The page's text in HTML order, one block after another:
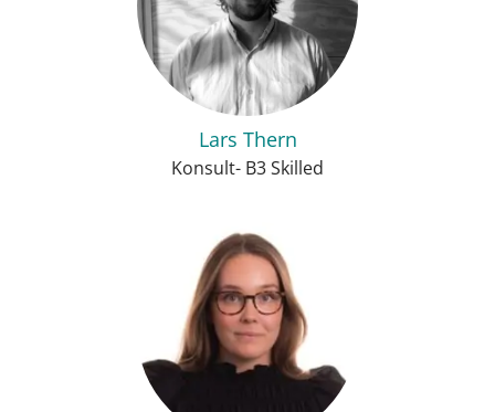
Lars Thern
Konsult- B3 Skilled